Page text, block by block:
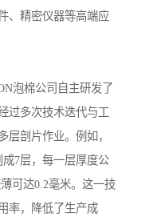
、精密仪器等高端应
泡棉公司自主研发了
过多次技术迭代与工
层剖片作业。例如，
7层，每一层厚度公
可达0.2毫米。这一技
率，降低了生产成